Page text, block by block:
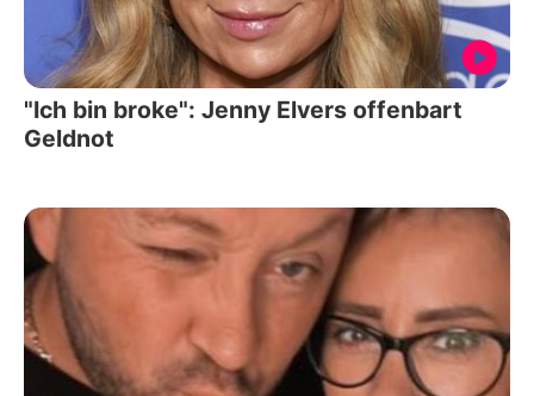
"Ich bin broke": Jenny Elvers offenbart
Geldnot